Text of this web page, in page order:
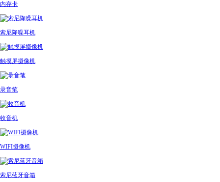
内存卡
索尼降噪耳机
触摸屏摄像机
录音笔
收音机
WIFI摄像机
索尼蓝牙音箱